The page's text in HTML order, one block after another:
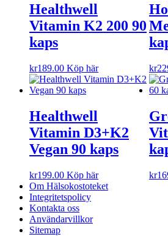
Healthwell
Vitamin K2 200 90
kaps
kr189.00 Köp här kr
Healthwell
Vitamin D3+K2
Vegan 90 kaps
kr199.00 Köp här kr
Om Hälsokostoteket
Integritetspolicy
Kontakta oss
Användarvillkor
Sitemap